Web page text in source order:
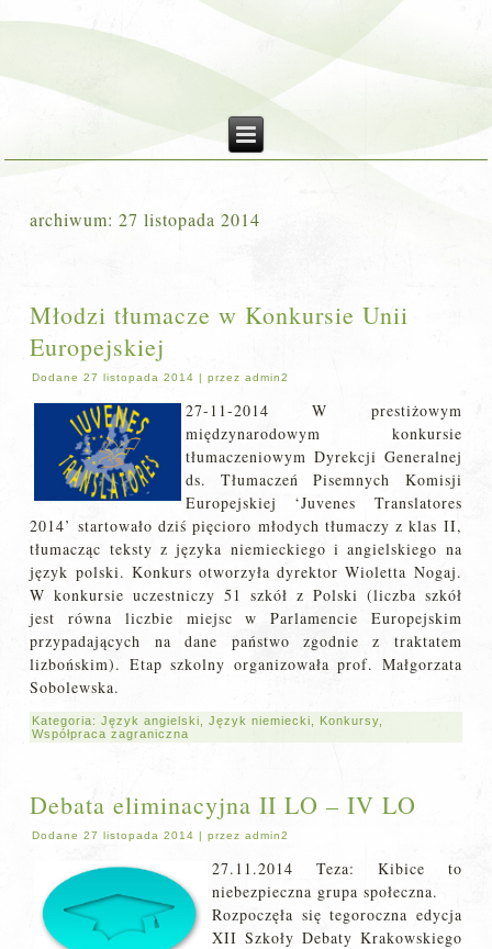
archiwum:27 listopada 2014
Młodzi tłumacze w Konkursie Unii
Europejskiej
Dodane 27 listopada 2014 |przez admin2
27-11-2014 W prestiżowym
międzynarodowym konkursie
tłumaczeniowym Dyrekcji Generalnej
ds. Tłumaczeń Pisemnych Komisji
Europejskiej ‘Juvenes Translatores
2014’ startowało dziś pięcioro młodych tłumaczy z klas II,
tłumacząc teksty z języka niemieckiego i angielskiego na
język polski. Konkurs otworzyła dyrektor Wioletta Nogaj.
W konkursie uczestniczy 51 szkół z Polski (liczba szkół
jest równa liczbie miejsc w Parlamencie Europejskim
przypadających na dane państwo zgodnie z traktatem
lizbońskim). Etap szkolny organizowała prof. Małgorzata
Sobolewska.
Kategoria:Język angielski ,Język niemiecki Konkursy
Współpraca zagraniczna
Debata eliminacyjna II LO – IV LO
Dodane 27 listopada 2014 |przez admin2
27.11.2014 Teza: Kibice to
niebezpieczna grupa społeczna.
Rozpoczęła się tegoroczna edycja
XII Szkoły Debaty Krakowskiego